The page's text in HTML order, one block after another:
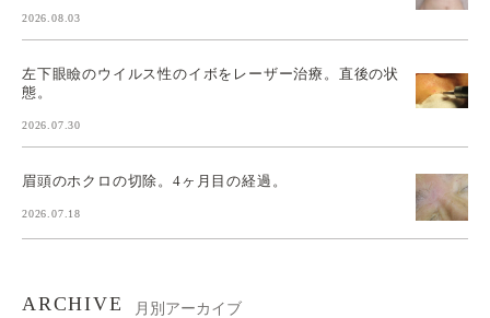
2026.08.03
左下眼瞼のウイルス性のイボをレーザー治療。直後の状
態。
2026.07.30
眉頭のホクロの切除。4ヶ月目の経過。
2026.07.18
ARCHIVE 月別アーカイブ